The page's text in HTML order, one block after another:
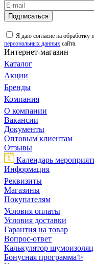
Подписаться
Я даю согласие на обработку
персональных данных сайта.
Интернет-магазин
Каталог
Акции
Бренды
Компания
О компании
Вакансии
Документы
Оптовым клиентам
Отзывы
Календарь
Информация
Реквизиты
Магазины
Покупателям
Условия оплаты
Условия доставки
Гарантия на товар
Вопрос-ответ
Калькулятор
Бонусная программа✨